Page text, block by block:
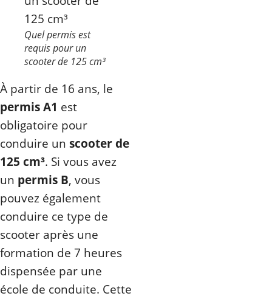
Quel permis est
requis pour un
scooter de 125 cm³
À partir de 16 ans, le
permis A1 est
obligatoire pour
conduire un scooter de
125 cm³. Si vous avez
un permis B, vous
pouvez également
conduire ce type de
scooter après une
formation de 7 heures
dispensée par une
école de conduite. Cette